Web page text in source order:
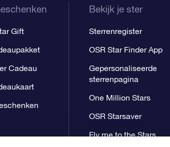
Gift
Cadeau
Bekijk je ster
Sterrenregister
OSR Star Finder App
Gepersonaliseerde
sterrenpagina
One Million Stars
OSR Starsaver
Fly me to the Stars